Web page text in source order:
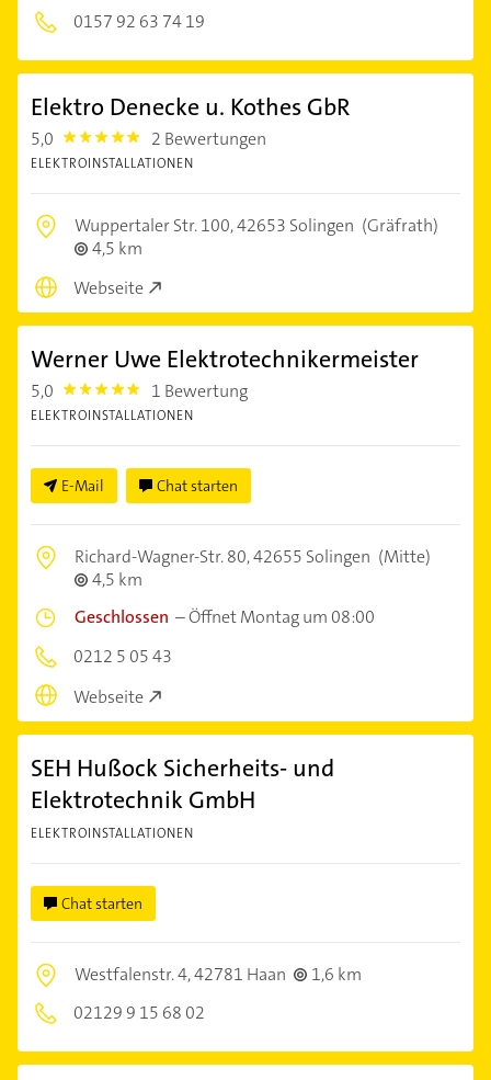
0157 92 63 74 19
Elektro Denecke u. Kothes GbR
5,0 5.0 2 Bewertungen
ELEKTROINSTALLATIONEN
Wuppertaler Str. 100,42653 Solingen (Gräfrath)
4,5 km
Webseite
Werner Uwe Elektrotechnikermeister
5,0 5.0 1 Bewertung
ELEKTROINSTALLATIONEN
E-Mail Chat starten
Richard-Wagner-Str. 80,42655 Solingen (Mitte)
4,5 km
Geschlossen –Öffnet Montag um 08:00
0212 5 05 43
Webseite
SEH Hußock Sicherheits- und
Elektrotechnik GmbH
ELEKTROINSTALLATIONEN
Chat starten
Westfalenstr. 4,42781 Haan
1,6 km
02129 9 15 68 02